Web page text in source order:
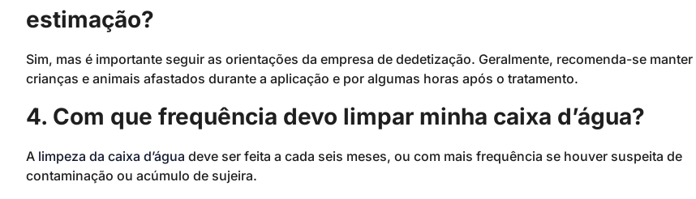
estimação?
Sim, mas é importante seguir as orientações da empresa de dedetização. Geralmente, recomenda-se manter
crianças e animais afastados durante a aplicação e por algumas horas após o tratamento.
4. Com que frequência devo limpar minha caixa d’água?
A limpeza da caixa d’água deve ser feita a cada seis meses, ou com mais frequência se houver suspeita de
contaminação ou acúmulo de sujeira.